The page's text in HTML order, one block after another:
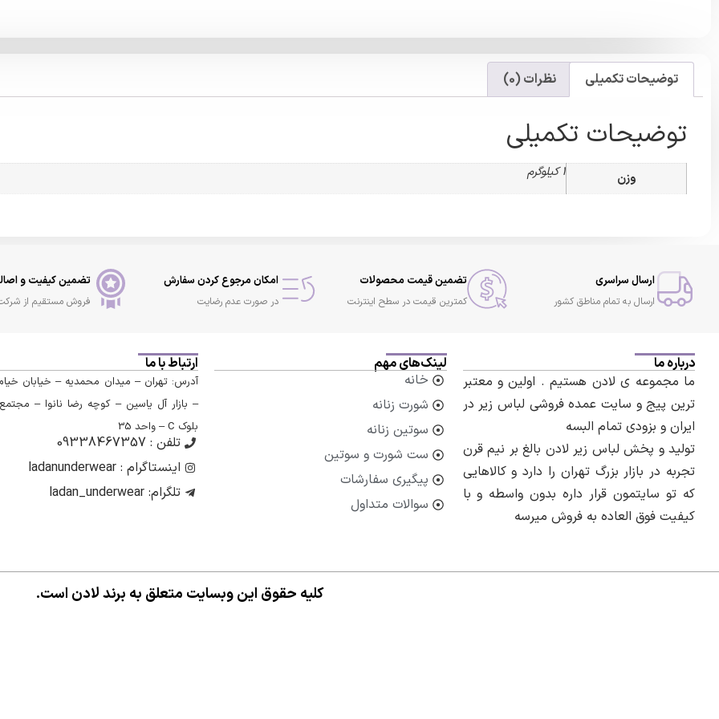
توضیحات تکمیلی نظرات (0)
توضیحات تکمیلی
وزن 1 کیلوگرم
ارسال سراسری
ارسال به تمام مناطق کشور
تضمین قیمت محصولات
کمترین قیمت در سطح اینترنت
امکان مرجوع کردن سفارش
در صورت عدم رضایت
تضمین کیفیت و
فروش مستقیم از
درباره ما
ما مجموعه ی لادن هستیم . اولین و معتبر
ترین پیج و سایت عمده فروشی لباس زیر در
ایران و بزودی تمام البسه
تولید و پخش لباس زیر لادن بالغ بر نیم قرن
تجربه در بازار بزرگ تهران را دارد و کالاهایی
که تو سایتمون قرار داره بدون واسطه و با
کیفیت فوق العاده به فروش میرسه
لینک‌های مهم
خانه
شورت زنانه
سوتین زنانه
ست شورت و سوتین
پیگیری سفارشات
سوالات متداول
ارتباط با ما
آدرس: تهران – میدان محمدیه – خیابان
– بازار آل یاسین – کوچه رضا نانوا –
بلوک C – واحد 35
تلفن : 09338467357
اینستاگرام : ladanunderwear
تلگرام: ladan_underwear
کلیه حقوق این وبسایت متعلق به برند لادن است.